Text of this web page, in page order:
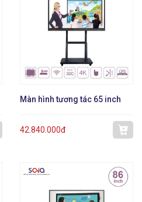
Màn hình tương tác 65 inch
42.840.000đ